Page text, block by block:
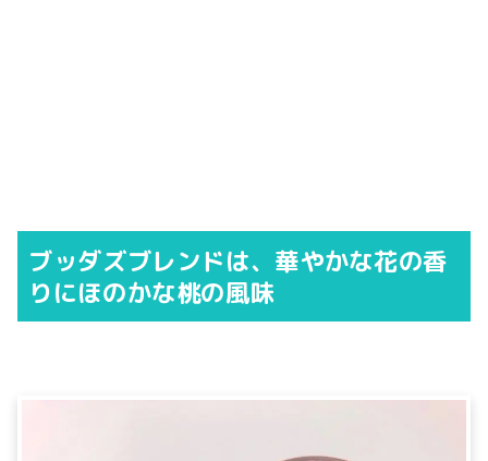
ブッダズブレンドは、華やかな花の香
りにほのかな桃の風味